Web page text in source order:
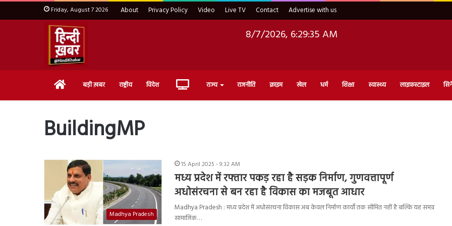
Friday, August 7 2026 About Privacy Policy Video Live TV Contact Advertise with us
8/7/2026, 6:29:36 AM
Home बड़ी ख़बर राष्ट्रीय विदेश Live राज्य राजनीति क्राइम खेल धर्म शिक्षा स्वास्थ्य लाइफ़स्टाइल
BuildingMP
Madhya Pradesh
15 April 2025 - 9:32 AM
मध्य प्रदेश में रफ्तार पकड़ रहा है सड़क निर्माण, गुणवत्तापूर्ण
अधोसंरचना से बन रहा है विकास का मजबूत आधार
Madhya Pradesh : मध्य प्रदेश में अधोसंरचना विकास अब केवल निर्माण कार्यों तक सीमित नहीं है बल्कि यह समग्र
सामाजिक…